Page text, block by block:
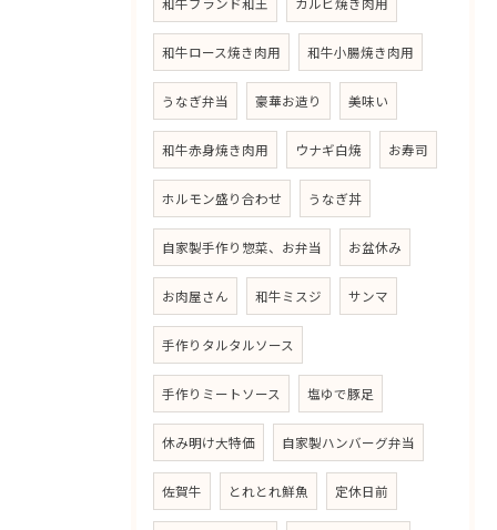
和牛ロース焼き肉用 和牛小腸焼き肉用
うなぎ弁当 豪華お造り 美味い
和牛赤身焼き肉用 ウナギ白焼 お寿司
ホルモン盛り合わせ うなぎ丼
自家製手作り惣菜、お弁当 お盆休み
お肉屋さん 和牛ミスジ サンマ
手作りタルタルソース
手作りミートソース 塩ゆで豚足
休み明け大特価 自家製ハンバーグ弁当
佐賀牛 とれとれ鮮魚 定休日前